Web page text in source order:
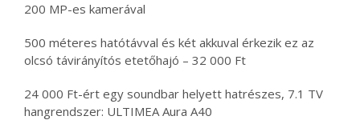
200 MP-es kamerával
500 méteres hatótávval és két akkuval érkezik ez az
olcsó távirányítós etetőhajó – 32 000 Ft
24 000 Ft-ért egy soundbar helyett hatrészes, 7.1 TV
hangrendszer: ULTIMEA Aura A40